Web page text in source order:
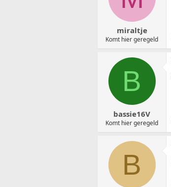
miraltje
Komt hier geregeld
B
bassie16V
Komt hier geregeld
B